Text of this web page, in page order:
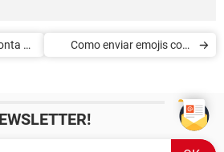
do
Como enviar emojis com